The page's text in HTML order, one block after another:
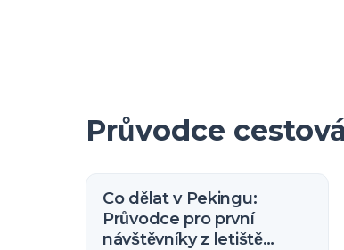
Průvodce
Co dělat v Pekingu:
Průvodce pro první
návštěvníky z letiště